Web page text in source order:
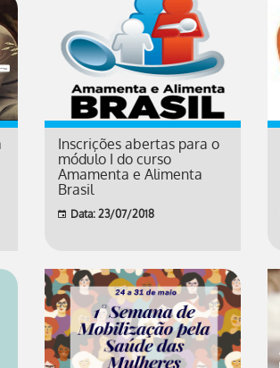
Inscrições abertas para o
módulo I do curso
Amamenta e Alimenta
Brasil
Data: 23/07/2018